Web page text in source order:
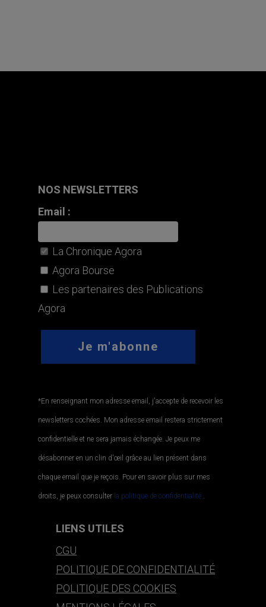
NOS NEWSLETTERS
Email :
La Chronique Agora
Agora Bourse
Les partenaires des Publications
Agora
*En renseignant mon adresse email, j'accepte de recevoir les
newsletters cochées. Mon adresse email restera strictement
confidentielle et ne sera jamais échangée. Je peux me
désabonner en un clin d'œil grâce au lien présent dans
chaque email que je reçois. Pour en savoir plus sur mes
droits, je peux consulter la politique de confidentialité..
LIENS UTILES
CGU
POLITIQUE DE CONFIDENTIALITÉ
POLITIQUE DES COOKIES